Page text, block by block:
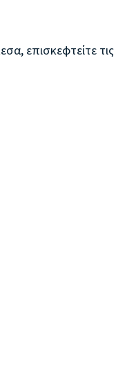
επισκεφτείτε τις